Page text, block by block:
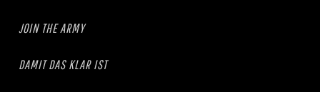
JOIN THE ARMY
DAMIT DAS KLAR IST